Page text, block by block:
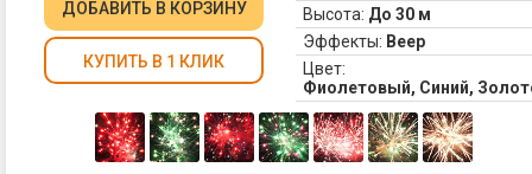
ДОБАВИТЬ В КОРЗИНУ
КУПИТЬ В 1 КЛИК
Высота: До 30 м
Эффекты: Веер
Цвет:
Фиолетовый, Синий,